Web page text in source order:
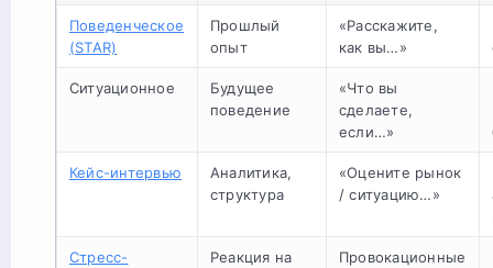
Поведенческое
(STAR)
Прошлый
опыт
«Расскажите,
как вы…»
Ситуационное
Будущее
поведение
«Что вы
сделаете,
если…»
Кейс-интервью
Аналитика,
структура
«Оцените рынок
/ ситуацию…»
Стресс-
Реакция на
Провокационные